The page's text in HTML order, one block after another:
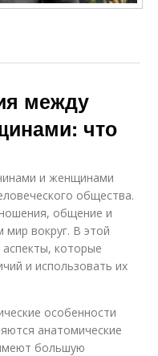
между
что
и женщинами
общества.
общение и
вокруг. В этой
которые
и использовать их
особенности
анатомические
большую